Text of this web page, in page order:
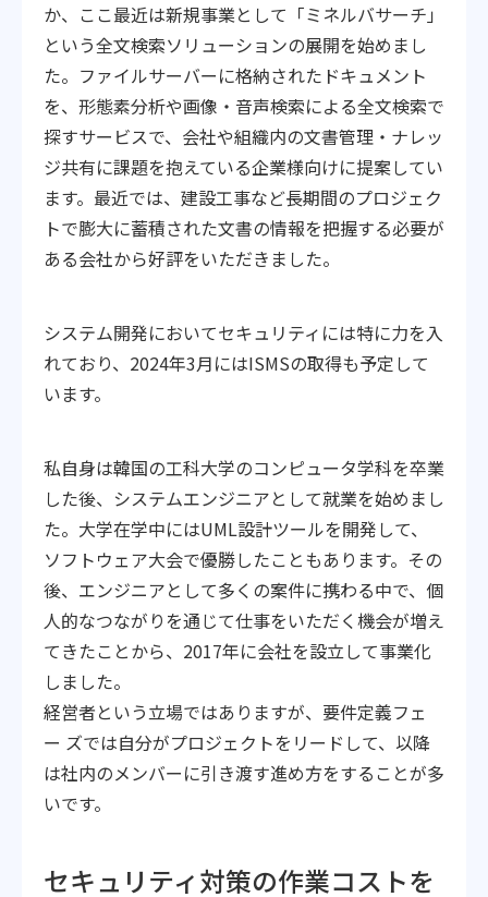
か、ここ最近は新規事業として「ミネルバサーチ」
という全文検索ソリューションの展開を始めまし
た。ファイルサーバーに格納されたドキュメント
を、形態素分析や画像・音声検索による全文検索で
探すサービスで、会社や組織内の文書管理・ナレッ
ジ共有に課題を抱えている企業様向けに提案してい
ます。最近では、建設工事など長期間のプロジェク
トで膨大に蓄積された文書の情報を把握する必要が
ある会社から好評をいただきました。
システム開発においてセキュリティには特に力を入
れており、2024年3月にはISMSの取得も予定して
います。
私自身は韓国の工科大学のコンピュータ学科を卒業
した後、システムエンジニアとして就業を始めまし
た。大学在学中にはUML設計ツールを開発して、
ソフトウェア大会で優勝したこともあります。その
後、エンジニアとして多くの案件に携わる中で、個
人的なつながりを通じて仕事をいただく機会が増え
てきたことから、2017年に会社を設立して事業化
しました。
経営者という立場ではありますが、要件定義フェ
ー ズでは自分がプロジェクトをリードして、以降
は社内のメンバーに引き渡す進め方をすることが多
いです。
セキュリティ対策の作業コストを